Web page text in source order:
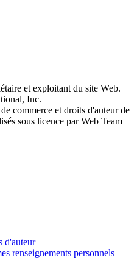
et exploitant du site Web.
Inc.
commerce et droits d'auteur de
sous licence par Web Team
d'auteur
renseignements personnels